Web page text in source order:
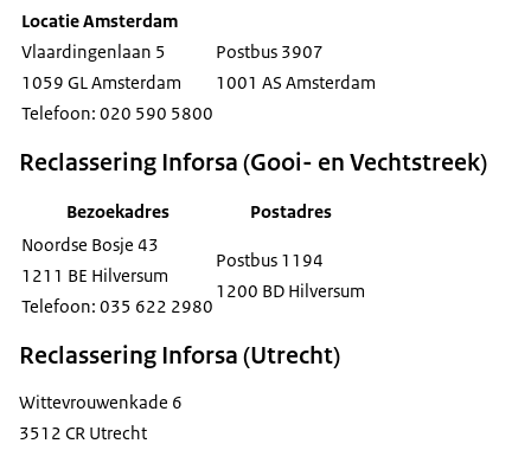
Locatie Amsterdam
Vlaardingenlaan 5
1059 GL Amsterdam
Telefoon: 020 590 5800
Postbus 3907
1001 AS Amsterdam
Reclassering Inforsa (Gooi- en Vechtstreek)
Bezoekadres
Postadres
Noordse Bosje 43
1211 BE Hilversum
Telefoon: 035 622 2980
Postbus 1194
1200 BD Hilversum
Reclassering Inforsa (Utrecht)
Wittevrouwenkade 6
3512 CR Utrecht